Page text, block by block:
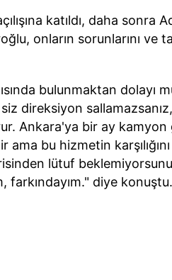
katıldı, daha sonra
onların sorunlarını ve
bulunmaktan dolayı
direksiyon sallamazsanız,
Ankara'ya bir ay kamyon
bu hizmetin karşılığını
lütuf
farkındayım." diye konuştu.